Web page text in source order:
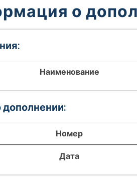
о
Наименование
дополнении:
Номер
Дата